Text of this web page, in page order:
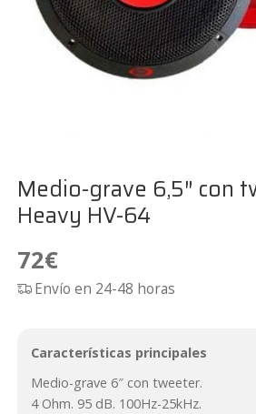
Medio-grave 6,5″ con
Heavy HV-64
72€
Envío en 24-48 horas
Características principales
Medio-grave 6″ con tweeter.
4 Ohm. 95 dB. 100Hz-25kHz.